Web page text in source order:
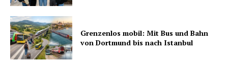
Grenzenlos mobil: Mit Bus und Bahn
von Dortmund bis nach Istanbul